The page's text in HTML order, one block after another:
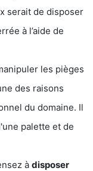
serait de disposer
à l’aide de
les pièges
des raisons
du domaine. Il
palette et de
à disposer